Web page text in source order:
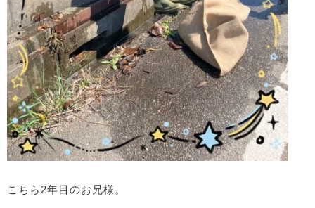
こちら2年目のお兄様。